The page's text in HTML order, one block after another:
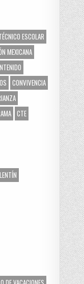
ESCOLAR
MEXICANA
CONVIVENCIA
CTE